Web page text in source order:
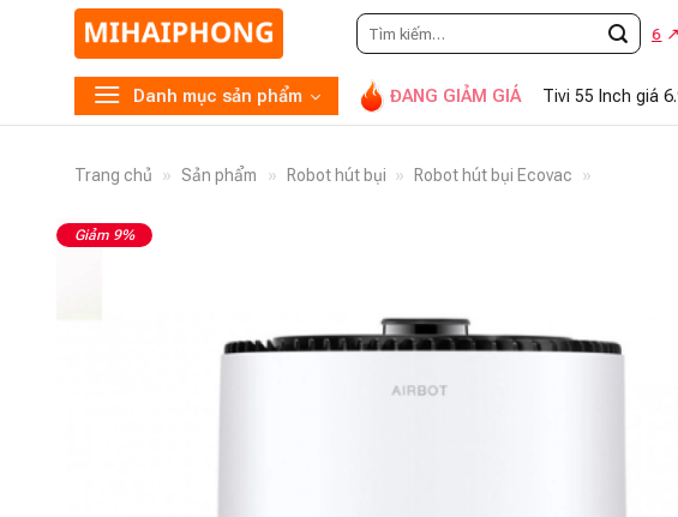
Tìm
kiếm:
0948.869.866 hoặc
Danh mục sản phẩm ĐANG GIẢM GIÁ Tivi 55 Inch giá
Trang chủ » Sản phẩm » Robot hút bụi » Robot hút bụi Ecovac »
Giảm 9%